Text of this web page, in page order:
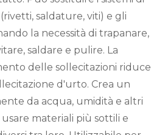
saldature, viti) e gli
la necessità di trapanare,
saldare e pulire. La
delle sollecitazioni riduce
d'urto. Crea un
da acqua, umidità e altri
materiali più sottili e